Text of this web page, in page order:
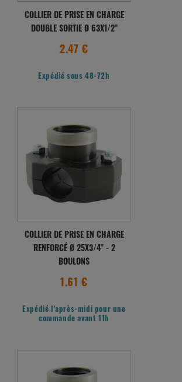
COLLIER DE PRISE EN CHARGE
DOUBLE SORTIE Ø 63X1/2"
2.47 €
Expédié sous 48-72h
COLLIER DE PRISE EN CHARGE
RENFORCÉ Ø 25X3/4" - 2
BOULONS
1.61 €
Expédié l'après-midi pour une
commande avant 11h